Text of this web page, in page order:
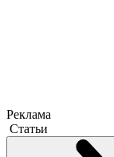
Реклама
Статьи